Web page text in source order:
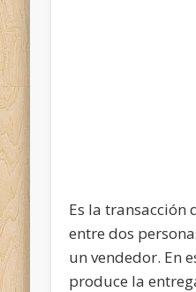
Es la transacción
entre dos
un vendedor. En
produce la